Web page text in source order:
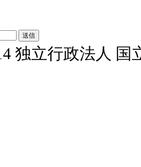
独立行政法人 国